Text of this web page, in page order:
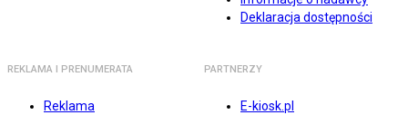
Deklaracja dostępności
REKLAMA I PRENUMERATA
Reklama
PARTNERZY
E-kiosk.pl